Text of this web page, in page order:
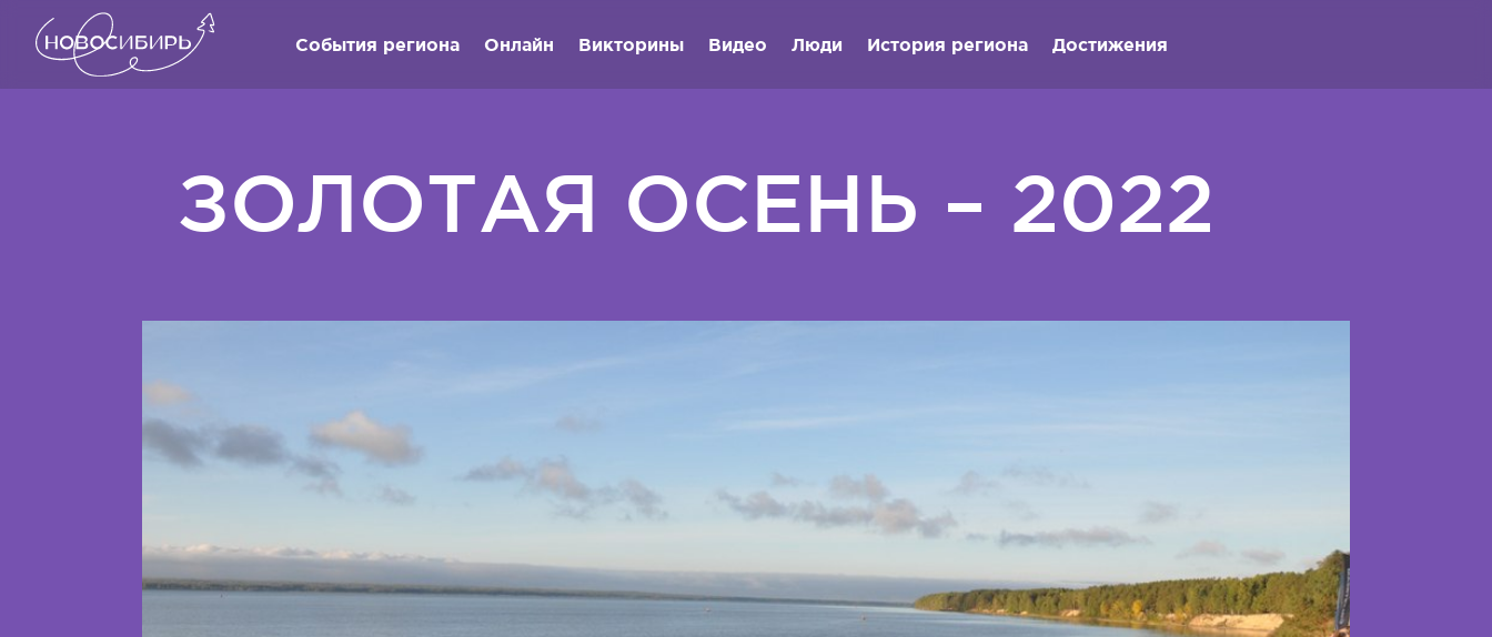
События региона Онлайн Викторины Видео Люди История региона Достижения
ЗОЛОТАЯ ОСЕНЬ – 2022